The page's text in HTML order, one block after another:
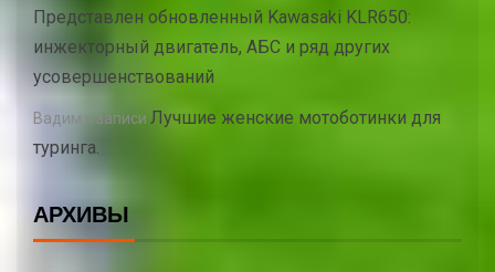
Представлен обновленный Kawasaki KLR650:
инжекторный двигатель, АБС и ряд других
усовершенствований
Вадим к записи Лучшие женские мотоботинки для
туринга.
АРХИВЫ